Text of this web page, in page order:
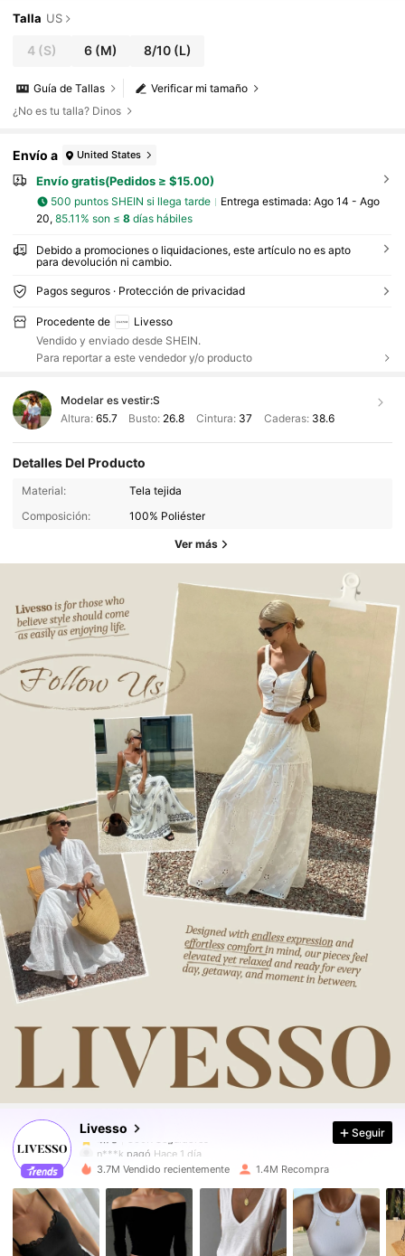
Talla US
4 (S) 6 (M) 8/10(L)
Verificar mi tamaño
Guía de Tallas
¿No es tu talla? Dinos
Envío a United States
Envío gratis(Pedidos ≥ $15.00)
500 puntos SHEIN si llega tarde Entrega estimada: Ago 14 - Ago
20, 85.11% son ≤ 8días hábiles
Debido a promociones o liquidaciones, este artículo no es apto
para devolución ni cambio.
Pagos seguros · Protección de privacidad
Procedente de
Livesso
Vendido y enviado desde SHEIN.
Para reportar a este vendedor y/o producto
Modelar es vestir:S
Altura: 65.7 Busto: 26.8 Cintura: 37 Caderas: 38.6
Detalles Del Producto
Material:
Tela tejida
Composición:
100% Poliéster
Ver más
Livesso
800K Seguidores
4.78
800K Seguidores
n***k
pagó Hace 1 día
4.78 800K Seguidores
4.78 800K Seguidores
Seguir
3.7M Vendido recientemente 1.4M Recompra